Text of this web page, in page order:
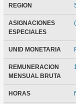
REGION
ASIGNACIONES
ESPECIALES
UNID MONETARIA
REMUNERACION
MENSUAL BRUTA
HORAS